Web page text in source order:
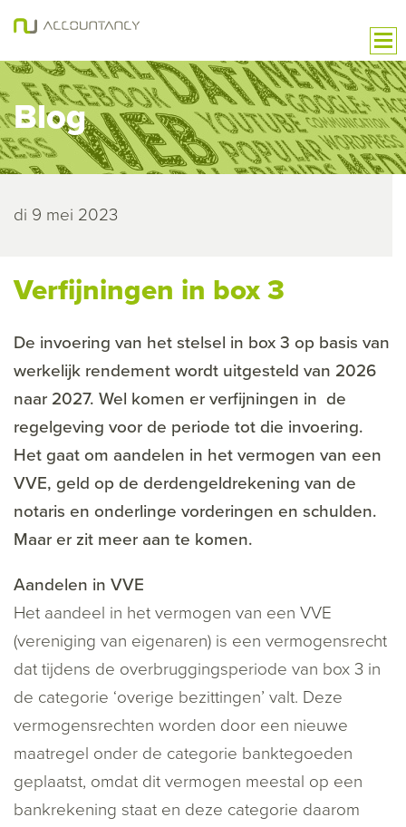
Blog
di 9 mei 2023
Verfijningen in box 3
De invoering van het stelsel in box 3 op basis van
werkelijk rendement wordt uitgesteld van 2026
naar 2027. Wel komen er verfijningen in de
regelgeving voor de periode tot die invoering.
Het gaat om aandelen in het vermogen van een
VVE, geld op de derdengeldrekening van de
notaris en onderlinge vorderingen en schulden.
Maar er zit meer aan te komen.
Aandelen in VVE
Het aandeel in het vermogen van een VVE
(vereniging van eigenaren) is een vermogensrecht
dat tijdens de overbruggingsperiode van box 3 in
de categorie ‘overige bezittingen’ valt. Deze
vermogensrechten worden door een nieuwe
maatregel onder de categorie banktegoeden
geplaatst, omdat dit vermogen meestal op een
bankrekening staat en deze categorie daarom